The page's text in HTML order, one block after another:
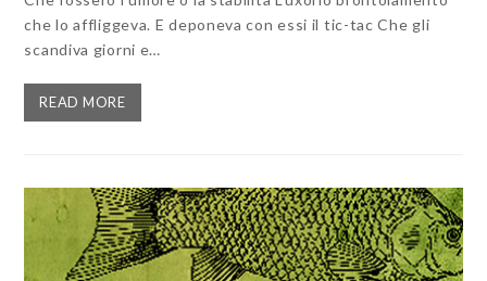
che lo affliggeva. E deponeva con essi il tic-tac Che gli
scandiva giorni e…
READ MORE